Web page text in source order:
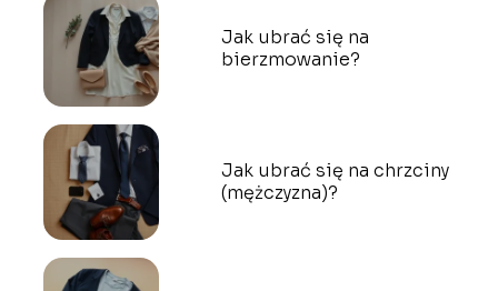
Jak ubrać się na
bierzmowanie?
Jak ubrać się na chrzciny
(mężczyzna)?